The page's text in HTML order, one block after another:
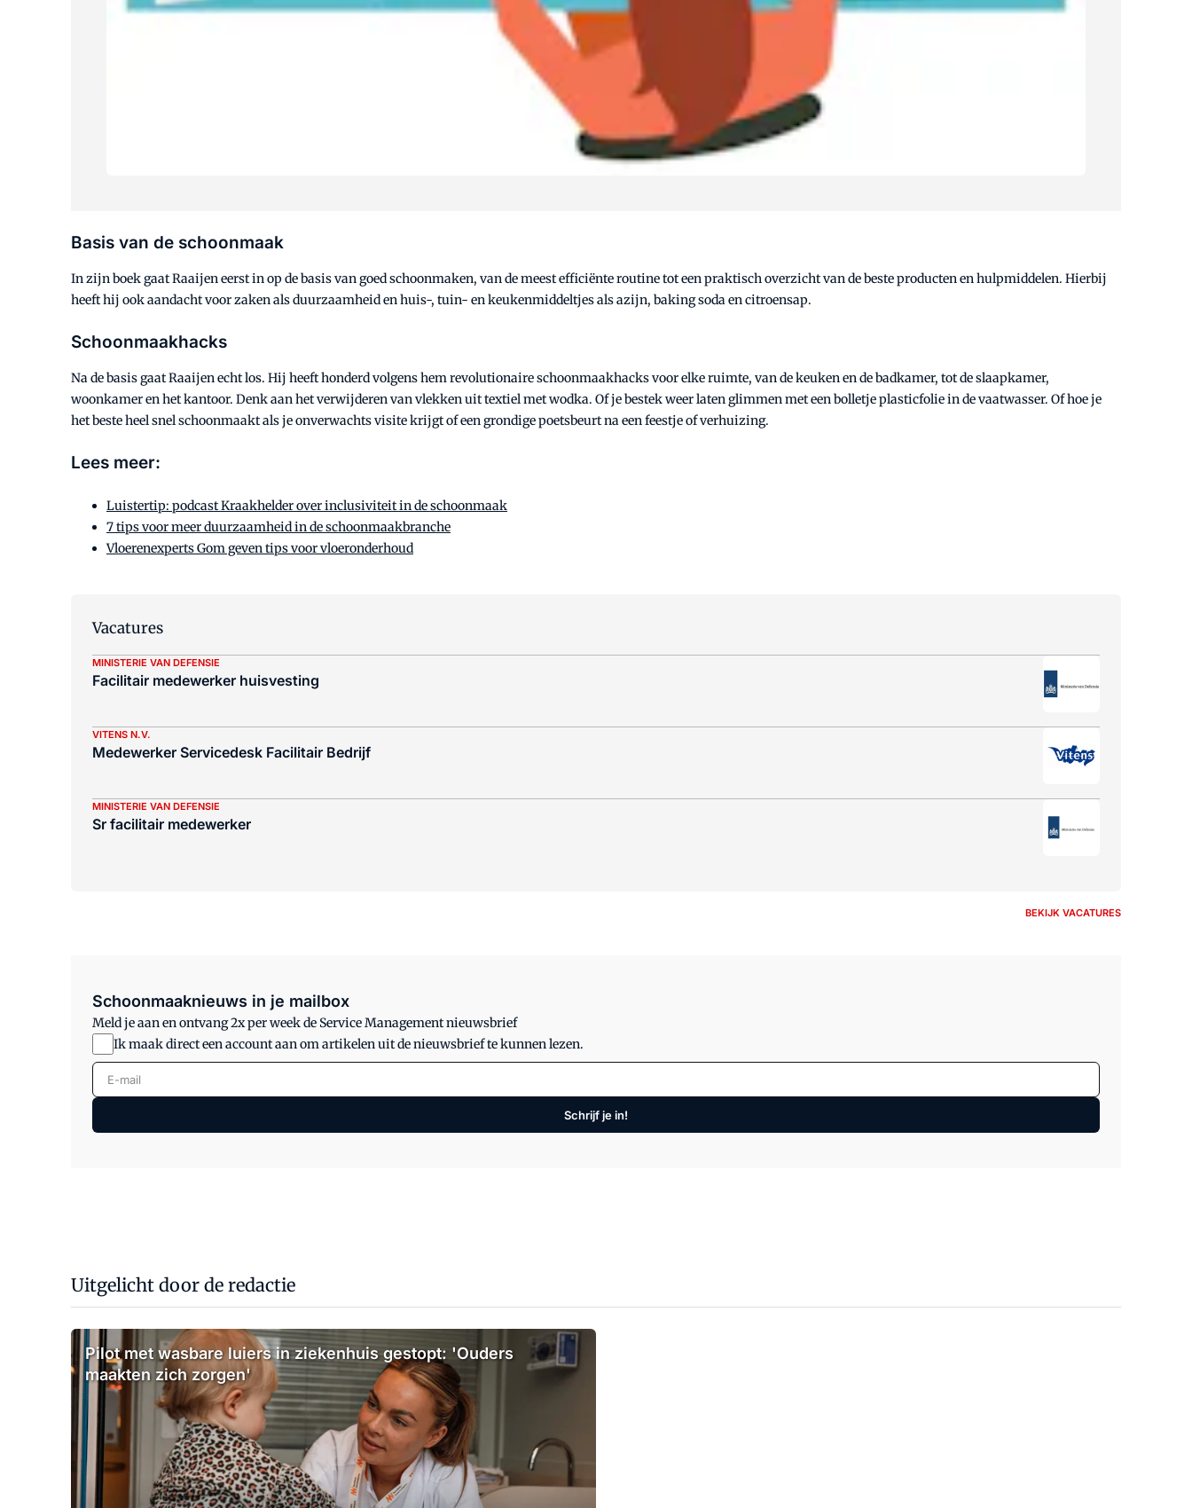
Basis van de schoonmaak
In zijn boek gaat Raaijen eerst in op de basis van goed schoonmaken, van de meest efficiënte routine tot een praktisch overzicht van de beste producten en hulpmiddelen. Hierbij
heeft hij ook aandacht voor zaken als duurzaamheid en huis-, tuin- en keukenmiddeltjes als azijn, baking soda en citroensap.
Schoonmaakhacks
Na de basis gaat Raaijen echt los. Hij heeft honderd volgens hem revolutionaire schoonmaakhacks voor elke ruimte, van de keuken en de badkamer, tot de slaapkamer,
woonkamer en het kantoor. Denk aan het verwijderen van vlekken uit textiel met wodka. Of je bestek weer laten glimmen met een bolletje plasticfolie in de vaatwasser. Of hoe je
het beste heel snel schoonmaakt als je onverwachts visite krijgt of een grondige poetsbeurt na een feestje of verhuizing.
Lees meer:
Luistertip: podcast Kraakhelder over inclusiviteit in de schoonmaak
7 tips voor meer duurzaamheid in de schoonmaakbranche
Vloerenexperts Gom geven tips voor vloeronderhoud
Vacatures
MINISTERIE VAN DEFENSIE
Facilitair medewerker huisvesting
VITENS N.V.
Medewerker Servicedesk Facilitair Bedrijf
MINISTERIE VAN DEFENSIE
Sr facilitair medewerker
BEKIJK VACATURES
Schoonmaaknieuws in je mailbox
Meld je aan en ontvang 2x per week de Service Management nieuwsbrief
Ik maak direct een account aan om artikelen uit de nieuwsbrief te kunnen lezen.
E-mail
Schrijf je in!
Uitgelicht door de redactie
Pilot met wasbare luiers in ziekenhuis gestopt: 'Ouders
maakten zich zorgen'